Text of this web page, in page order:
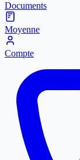
Documents
Moyenne
Compte